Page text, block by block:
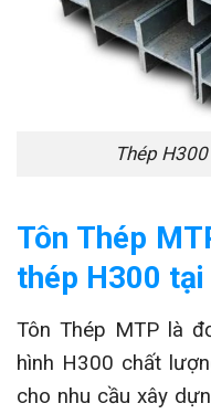
Thép
Tôn Thép
thép H300
Tôn Thép MTP là
hình H300 chất
cho nhu cầu xây